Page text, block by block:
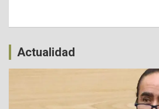
Actualidad